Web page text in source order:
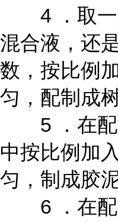
4 ．取一
混合液，还
数，按比例
匀，配制成
5 ．在配
中按比例加
匀，制成胶泥
6 ．在配